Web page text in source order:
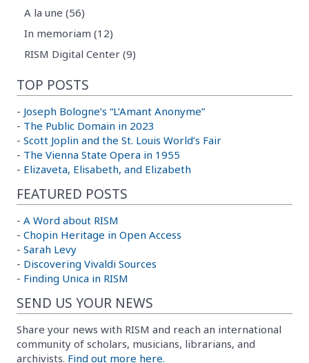
A la une (56)
In memoriam (12)
RISM Digital Center (9)
TOP POSTS
- Joseph Bologne’s “L’Amant Anonyme”
- The Public Domain in 2023
- Scott Joplin and the St. Louis World’s Fair
- The Vienna State Opera in 1955
- Elizaveta, Elisabeth, and Elizabeth
FEATURED POSTS
- A Word about RISM
- Chopin Heritage in Open Access
- Sarah Levy
- Discovering Vivaldi Sources
- Finding Unica in RISM
SEND US YOUR NEWS
Share your news with RISM and reach an international
community of scholars, musicians, librarians, and
archivists. Find out more here.